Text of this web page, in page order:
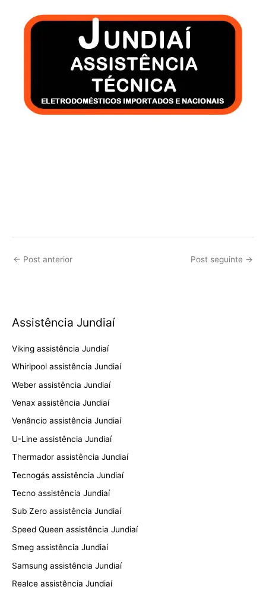
← Post anterior Post seguinte →
Assistência Jundiaí
Viking assistência Jundiaí
Whirlpool assistência Jundiaí
Weber assistência Jundiaí
Venax assistência Jundiaí
Venâncio assistência Jundiaí
U-Line assistência Jundiaí
Thermador assistência Jundiaí
Tecnogás assistência Jundiaí
Tecno assistência Jundiaí
Sub Zero assistência Jundiaí
Speed Queen assistência Jundiaí
Smeg assistência Jundiaí
Samsung assistência Jundiaí
Realce assistência Jundiaí